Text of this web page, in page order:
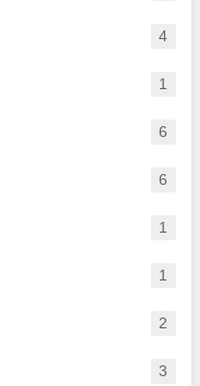
4
1
6
6
1
1
2
3